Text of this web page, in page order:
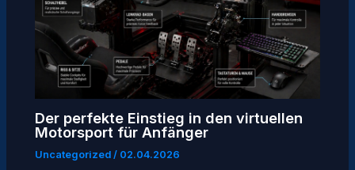
Der perfekte Einstieg in den virtuellen
Motorsport für Anfänger
Uncategorized / 02.04.2026